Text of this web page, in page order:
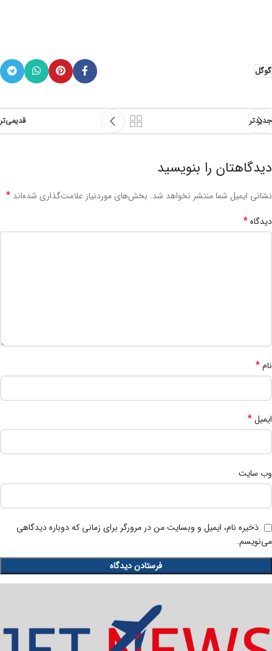
گوگل
جدیدتر قدیمی‌تر
دیدگاهتان را بنویسید
نشانی ایمیل شما منتشر نخواهد شد. بخش‌های موردنیاز علامت‌گذاری شده‌اند *
دیدگاه*
نام*
ایمیل*
وب‌ سایت
ذخیره نام، ایمیل و وبسایت من در مرورگر برای زمانی که دوباره دیدگاهی
می‌نویسم.